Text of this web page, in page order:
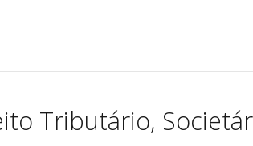
Tributário,